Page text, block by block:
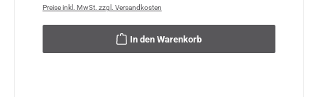
Preise inkl. MwSt. zzgl. Versandkosten
In den Warenkorb